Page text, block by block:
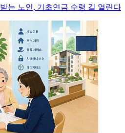
는 노인, 기초연금 수령 길 열린다